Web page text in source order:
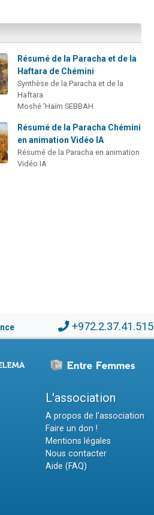
Résumé de la Paracha et de la
Haftara de Chémini
Synthèse de la Paracha et de la
Haftara
Moshé 'Haïm SEBBAH
Résumé de la Paracha Chémini
en animation Vidéo IA
Résumé de la Paracha en animation
Vidéo IA
+972.2.37.41.515
L'association
A propos de l'association
Faire un don !
Mentions légales
Nous contacter
Aide (FAQ)